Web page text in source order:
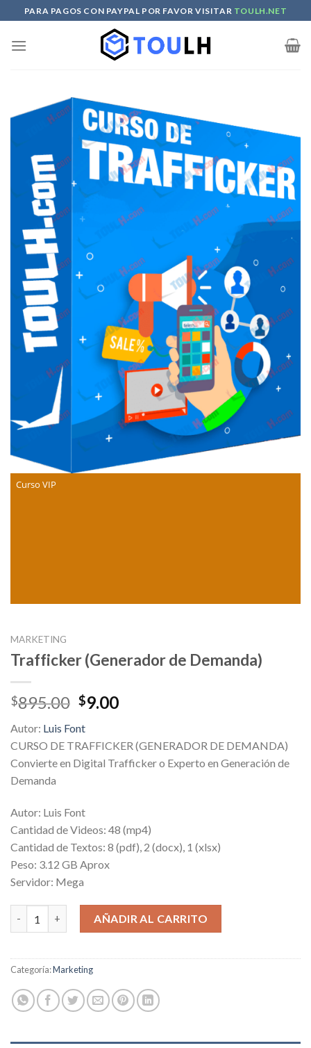
to
content
PARA PAGOS CON PAYPAL POR FAVOR VISITAR TOULH.NET
Curso VIP
MARKETING
Trafficker (Generador de Demanda)
$895.00 Original
was:
$895.00.
$9.00Current
$9.00.
Autor: Luis Font
CURSO DE TRAFFICKER (GENERADOR DE DEMANDA)
Convierte en Digital Trafficker o Experto en Generación de
Demanda
Autor: Luis Font
Cantidad de Videos: 48 (mp4)
Cantidad de Textos: 8 (pdf), 2 (docx), 1 (xlsx)
Peso: 3.12 GB Aprox
Servidor: Mega
Trafficker (Generador de Demanda) cantidad
AÑADIR AL CARRITO
Categoría:Marketing